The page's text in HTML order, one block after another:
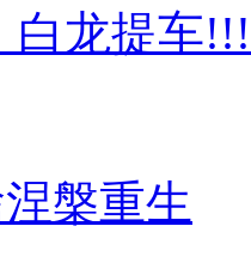
白龙提车
槃重生